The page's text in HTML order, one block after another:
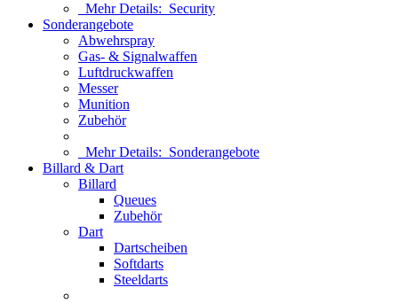
Mehr Details: Security
Sonderangebote
Abwehrspray
Gas- & Signalwaffen
Luftdruckwaffen
Messer
Munition
Zubehör
Mehr Details: Sonderangebote
Billard & Dart
Billard
Queues
Zubehör
Dart
Dartscheiben
Softdarts
Steeldarts